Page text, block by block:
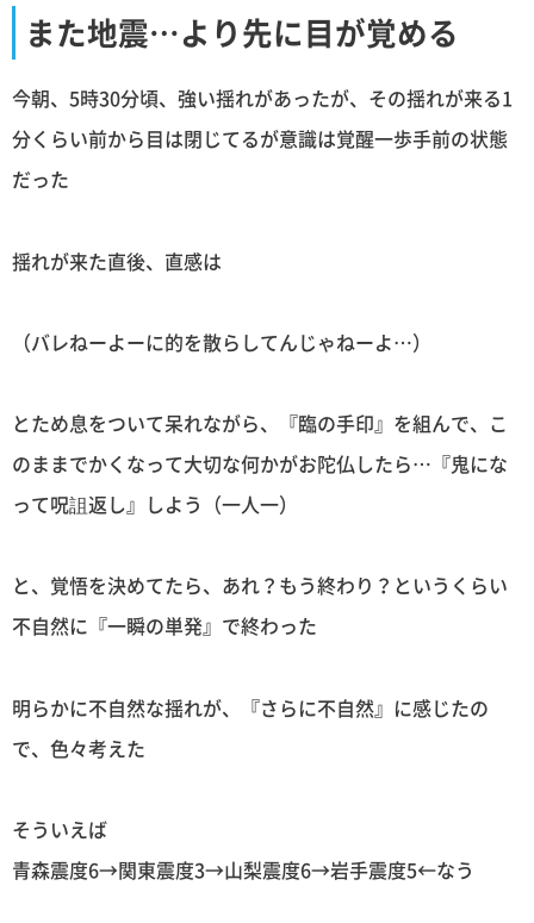
また地震…より先に目が覚める
今朝、5時30分頃、強い揺れがあったが、その揺れが来る1
分くらい前から目は閉じてるが意識は覚醒一歩手前の状態
だった
揺れが来た直後、直感は
（バレねーよーに的を散らしてんじゃねーよ…）
とため息をついて呆れながら、『臨の手印』を組んで、こ
のままでかくなって大切な何かがお陀仏したら…『鬼にな
って呪詛返し』しよう（一人一）
と、覚悟を決めてたら、あれ？もう終わり？というくらい
不自然に『一瞬の単発』で終わった
明らかに不自然な揺れが、『さらに不自然』に感じたの
で、色々考えた
そういえば
青森震度6→関東震度3→山梨震度6→岩手震度5←なう